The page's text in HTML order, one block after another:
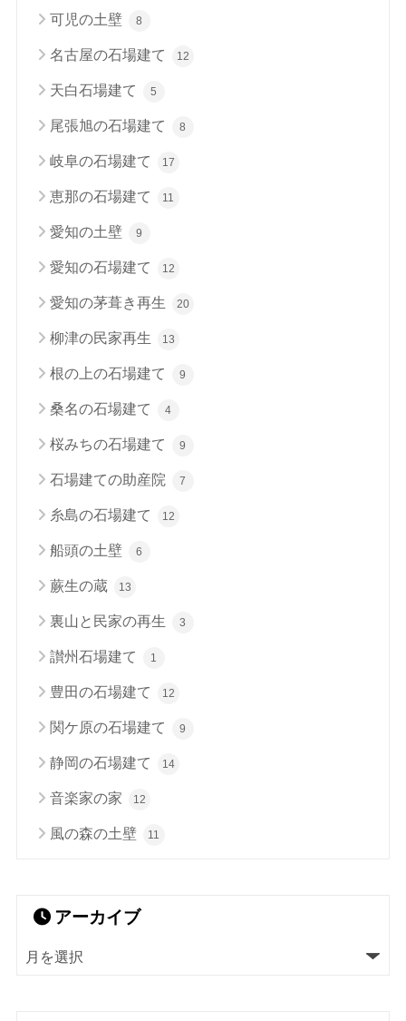
可児の土壁 8
名古屋の石場建て 12
天白石場建て 5
尾張旭の石場建て 8
岐阜の石場建て 17
恵那の石場建て 11
愛知の土壁 9
愛知の石場建て 12
愛知の茅葺き再生 20
柳津の民家再生 13
根の上の石場建て 9
桑名の石場建て 4
桜みちの石場建て 9
石場建ての助産院 7
糸島の石場建て 12
船頭の土壁 6
蕨生の蔵 13
裏山と民家の再生 3
讃州石場建て 1
豊田の石場建て 12
関ケ原の石場建て 9
静岡の石場建て 14
音楽家の家 12
風の森の土壁 11
アーカイブ